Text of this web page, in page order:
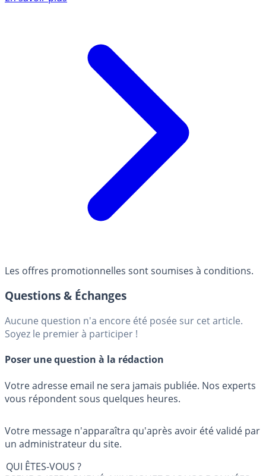
Les offres promotionnelles sont soumises à conditions.
Questions & Échanges
Aucune question n'a encore été posée sur cet article.
Soyez le premier à participer !
Poser une question à la rédaction
Votre adresse email ne sera jamais publiée. Nos experts
vous répondent sous quelques heures.
Votre message n'apparaîtra qu'après avoir été validé par
un administrateur du site.
QUI ÊTES-VOUS ?